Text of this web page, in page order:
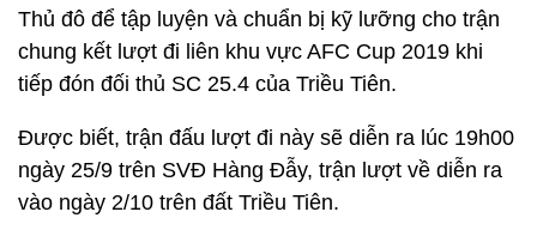
Thủ đô để tập luyện và chuẩn bị kỹ lưỡng cho trận
chung kết lượt đi liên khu vực AFC Cup 2019 khi
tiếp đón đối thủ SC 25.4 của Triều Tiên.
Được biết, trận đấu lượt đi này sẽ diễn ra lúc 19h00
ngày 25/9 trên SVĐ Hàng Đẫy, trận lượt về diễn ra
vào ngày 2/10 trên đất Triều Tiên.